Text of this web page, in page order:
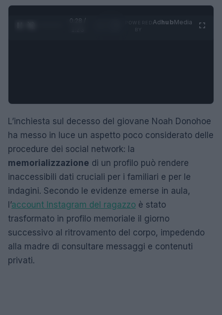
0:29 /
AdhubMedia
L’inchiesta sul decesso del giovane Noah Donohoe
ha messo in luce un aspetto poco considerato delle
procedure dei social network: la
memorializzazione di un profilo può rendere
inaccessibili dati cruciali per i familiari e per le
indagini. Secondo le evidenze emerse in aula,
l’account Instagram del ragazzo è stato
trasformato in profilo memoriale il giorno
successivo al ritrovamento del corpo, impedendo
alla madre di consultare messaggi e contenuti
privati.